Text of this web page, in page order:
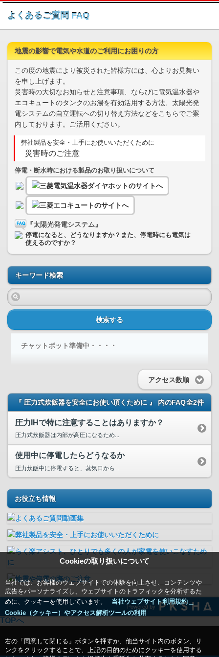
このページの本文へ
よくあるご質問 FAQ
Cookieの取り扱いについて
当社では、お客様のウェブサイトでの体験を向上させ、コンテンツや
広告をパーソナライズし、ウェブサイトのトラフィックを分析するた
めに、クッキーを使用しています。
当社ウェブサイト利用規約＿
Cookie（クッキー）やアクセス解析ツールの利用
右の「同意して閉じる」ボタンを押すか、他当サイト内のボタン、リ
ンクをクリックすることで、上記の目的のためにクッキーを使用する
地震の影響で電気や水道のご利用にお困りの方
この度の地震により被災された皆様方には、心よりお見舞い
を申し上げます。
災害時の大切なお知らせと注意事項、ならびに電気温水器や
エコキュートのタンクのお湯を有効活用する方法、太陽光発
電システムの自立運転への切り替え方法などをこちらでご案
内しております。ご活用ください。
弊社製品を安全・上手にお使いいただくために
災害時のご注意
停電・断水時における製品のお取り扱いについて
『太陽光発電システム』
停電になると、どうなりますか？また、停電時にも電気は
使えるのですか？
キーワード検索
検索する
チャットボット準備中・・・・
アクセス数順
『 圧力式炊飯器を安全にお使い頂くために 』 内のFAQ全2件
圧力IHで特に注意することはありますか？
圧力式炊飯器は内部が高圧になるため...
使用中に停電したらどうなるか
圧力炊飯中に停電すると、蒸気口から...
お役立ち情報
Powered by
TOPへ